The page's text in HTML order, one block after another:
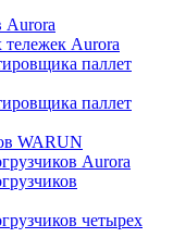
Aurora
тележек Aurora
паллет
паллет
WARUN
Aurora
четырех